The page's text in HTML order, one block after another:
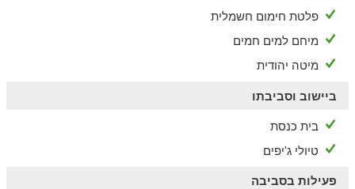
פלטת חימום חשמלית
מיחם למים חמים
מיטה יהודית
ביישוב וסביבתו
בית כנסת
טיולי ג'יפים
פעילות בסביבה